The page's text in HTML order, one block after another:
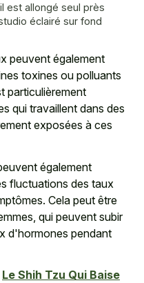
est allongé seul près
éclairé sur fond
peuvent également
toxines ou polluants
particulièrement
qui travaillent dans des
exposées à ces
également
fluctuations des taux
Cela peut être
qui peuvent subir
d'hormones pendant
Le Shih Tzu Qui Baise